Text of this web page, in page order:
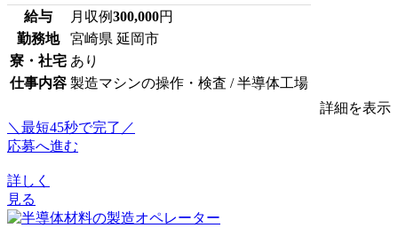
給与 月収例300,000円
勤務地
宮崎県 延岡市
寮・社宅 あり
仕事内容 製造マシンの操作・検査 / 半導体工場
詳細を表示
＼最短45秒で完了／
応募へ進む
詳しく
見る